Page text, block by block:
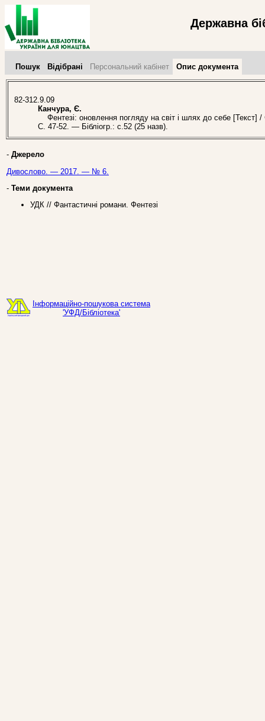
Державна
Пошук Відібрані Персональний кабінет Опис документа
82-312.9.09
Канчура, Є.
Фентезі: оновлення погляду на світ і шлях до себе
С. 47-52. — Бібліогр.: с.52 (25 назв).
- Джерело
Дивослово. — 2017. — № 6.
- Теми документа
УДК // Фантастичні романи. Фентезі
Інформаційно-пошукова система
'УФД/Бібліотека'